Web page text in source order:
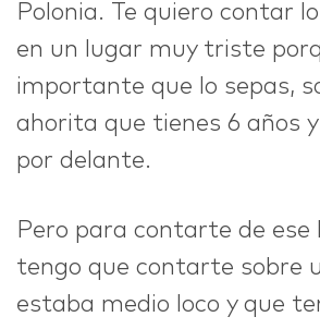
Polonia. Te quiero contar
en un lugar muy triste
importante que lo sepas,
ahorita que tienes 6 años
por delante.
Pero para contarte de ese
tengo que contarte sobre
estaba medio loco y que
IDEAS
ABOUT
CONTACT